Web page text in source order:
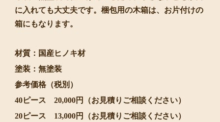
に入れても大丈夫です。梱包用の木箱は、お片付けの
箱にもなります。
材質：国産ヒノキ材
塗装：無塗装
参考価格（税別）
40ピース 20,000円（お見積りご相談ください）
20ピース 13,000円（お見積りご相談ください）